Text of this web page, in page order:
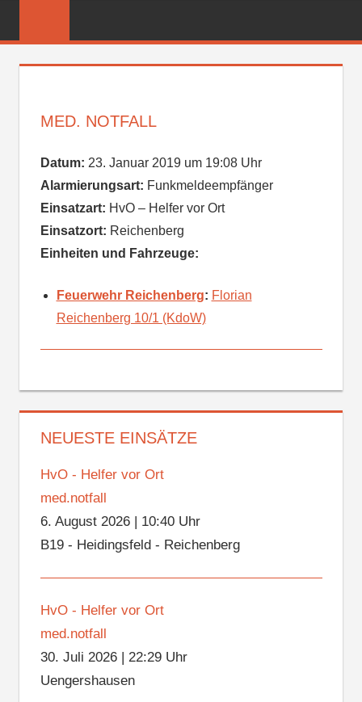
FEUERWEHR
MED. NOTFALL
Datum: 23. Januar 2019 um 19:08 Uhr
Alarmierungsart: Funkmeldeempfänger
Einsatzart: HvO – Helfer vor Ort
Einsatzort: Reichenberg
Einheiten und Fahrzeuge:
Feuerwehr Reichenberg: Florian
Reichenberg 10/1 (KdoW)
NEUESTE EINSÄTZE
HvO - Helfer vor Ort
med.notfall
6. August 2026| 10:40 Uhr
B19 - Heidingsfeld - Reichenberg
HvO - Helfer vor Ort
med.notfall
30. Juli 2026| 22:29 Uhr
Uengershausen